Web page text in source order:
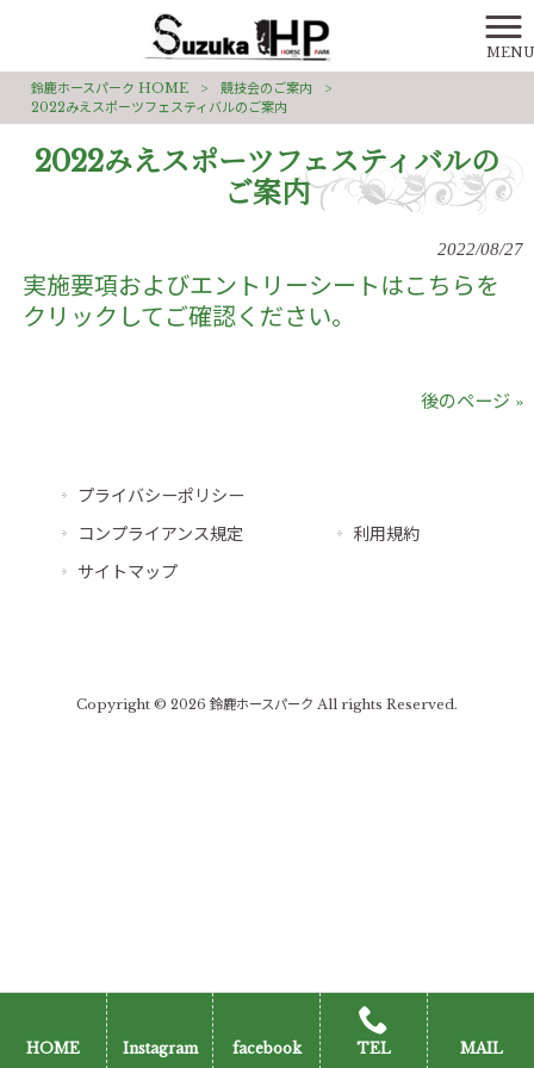
MENU
鈴鹿ホースパーク HOME > 競技会のご案内
>
2022みえスポーツフェスティバルのご案内
2022みえスポーツフェスティバルの
ご案内
2022/08/27
実施要項およびエントリーシートはこちらを
クリックしてご確認ください。
後のページ »
プライバシーポリシー
コンプライアンス規定
利用規約
サイトマップ
Copyright © 2026 鈴鹿ホースパーク All rights Reserved.
HOME Instagram facebook TEL MAIL